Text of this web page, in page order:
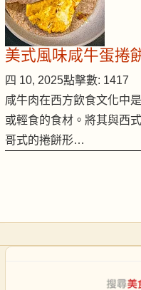
美式風味咸牛蛋捲
四 10, 2025點擊數: 1417
咸牛肉在西方飲食文化中
或輕食的食材。將其與西
哥式的捲餅形…